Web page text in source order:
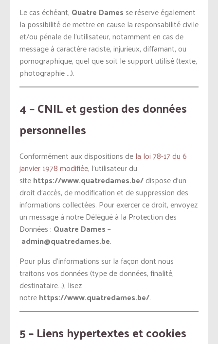
Le cas échéant, Quatre Dames se réserve également
la possibilité de mettre en cause la responsabilité civile
et/ou pénale de l’utilisateur, notamment en cas de
message à caractère raciste, injurieux, diffamant, ou
pornographique, quel que soit le support utilisé (texte,
photographie …).
4 – CNIL et gestion des données
personnelles
Conformément aux dispositions dela loi 78-17 du 6
janvier 1978 modifiée, l’utilisateur du
sitehttps://www.quatredames.be/dispose d’un
droit d’accès, de modification et de suppression des
informations collectées. Pour exercer ce droit, envoyez
un message à notre Délégué à la Protection des
Données : Quatre Dames–
admin@quatredames.be.
Pour plus d’informations sur la façon dont nous
traitons vos données (type de données, finalité,
destinataire…), lisez
notrehttps://www.quatredames.be/.
5 – Liens hypertextes et cookies